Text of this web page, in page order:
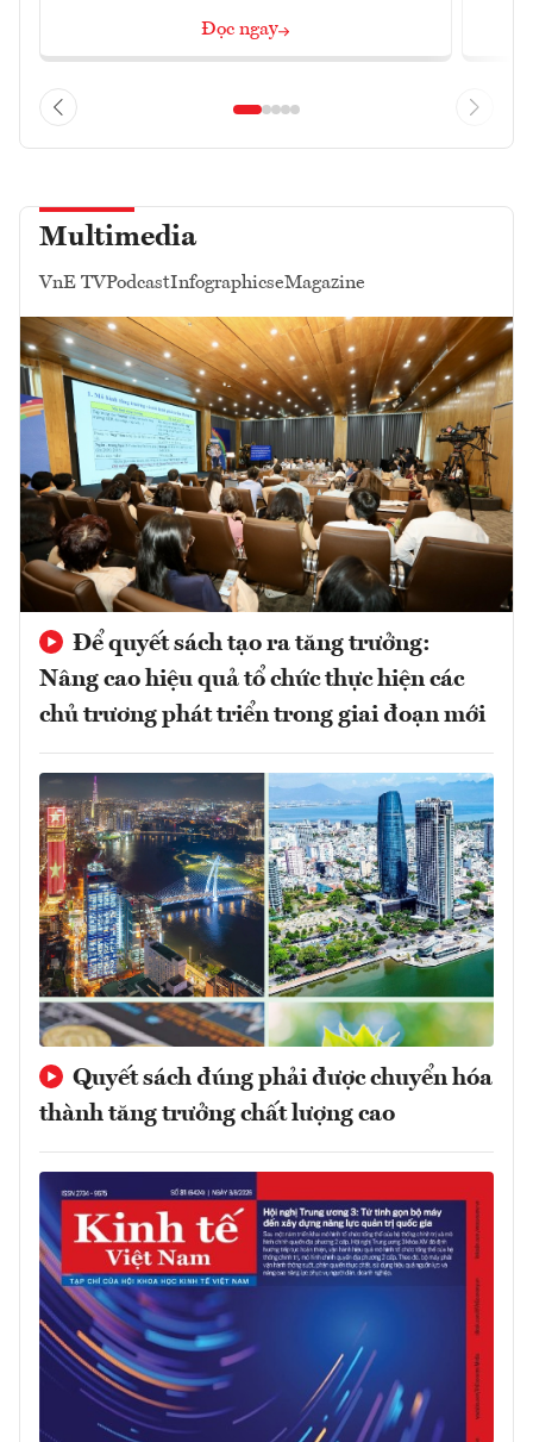
Đọc ngay
Multimedia
VnE TVPodcastInfographicseMagazine
Để quyết sách tạo ra tăng trưởng:
Nâng cao hiệu quả tổ chức thực hiện các
chủ trương phát triển trong giai đoạn mới
Quyết sách đúng phải được chuyển hóa
thành tăng trưởng chất lượng cao